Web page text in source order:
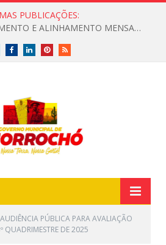
PUBLICAÇÕES:
REUNIÃO DE PLANEJAMENTO E ALINHAMENTO MENSAL COM O SCFV NO DISTRITO DE BARRA DO TARRACHIL
FacebookLinkedInPinterestRSS
AUDIÊNCIA PÚBLICA PARA AVALIAÇÃO
QUADRIMESTRE DE 2025